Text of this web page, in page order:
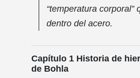
“temperatura corporal”
dentro del acero.
Capítulo 1 Historia de
de Bohla